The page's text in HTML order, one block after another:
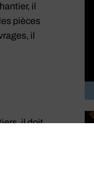
il
pièces
il
il doit
et à
sur un